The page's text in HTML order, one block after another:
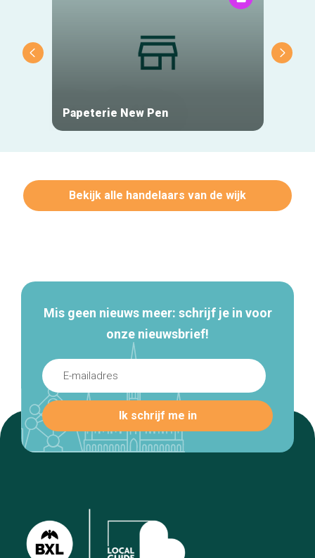
Home
De beste adressen
Blog
De ambachtslieden
Papeterie New Pen
Bekijk alle handelaars van de wijk
Mis geen nieuws meer: schrijf je in voor
onze nieuwsbrief!